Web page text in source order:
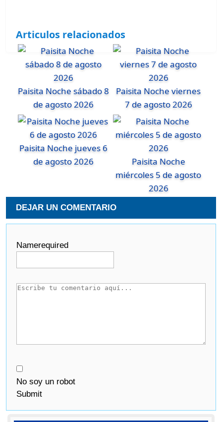
Articulos relacionados
Paisita Noche sábado 8
de agosto 2026
Paisita Noche viernes
7 de agosto 2026
Paisita Noche jueves 6
de agosto 2026
Paisita Noche
miércoles 5 de agosto
2026
DEJAR UN COMENTARIO
Namerequired
No soy un robot
Submit